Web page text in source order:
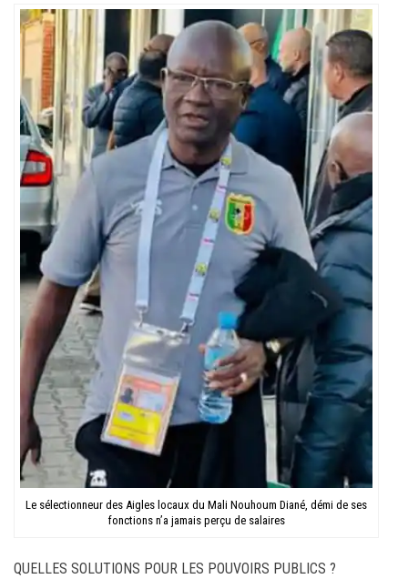
Le sélectionneur des Aigles locaux du Mali Nouhoum Diané, démi de ses
fonctions n’a jamais perçu de salaires
QUELLES SOLUTIONS POUR LES POUVOIRS PUBLICS ?